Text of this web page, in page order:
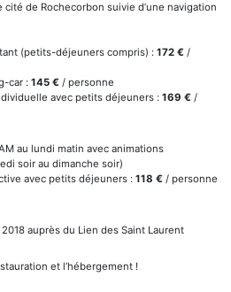
de Rochecorbon suivie d’une navigation
(petits-déjeuners compris) : 172 € /
car : 145 € / personne
avec petits déjeuners : 169 € /
au lundi matin avec animations
soir au dimanche soir)
avec petits déjeuners : 118 € / personne
auprès du Lien des Saint Laurent
et l’hébergement !